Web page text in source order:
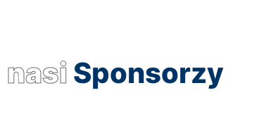
nasi Sponsorzy